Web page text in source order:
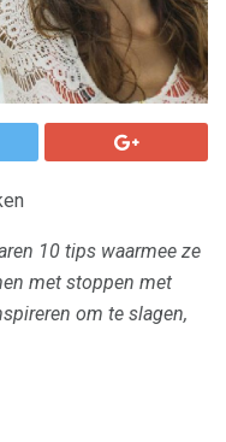
10 tips waarmee ze
met stoppen met
om te slagen,